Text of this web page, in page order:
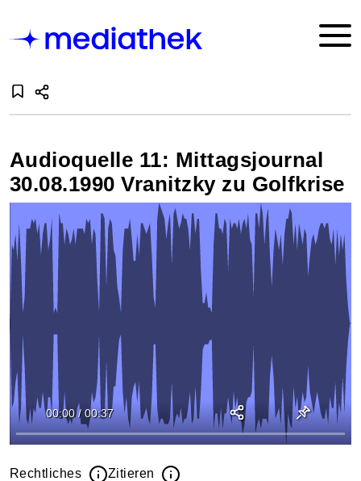
Audioquelle 11: Mittagsjournal
30.08.1990 Vranitzky zu Golfkrise
00:00 / 00:37
Rechtliches Zitieren